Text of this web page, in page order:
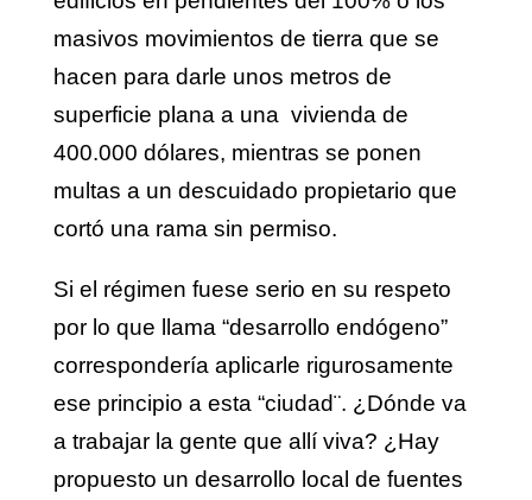
masivos movimientos de tierra que se
hacen para darle unos metros de
superficie plana a una vivienda de
400.000 dólares, mientras se ponen
multas a un descuidado propietario que
cortó una rama sin permiso.
Si el régimen fuese serio en su respeto
por lo que llama “desarrollo endógeno”
correspondería aplicarle rigurosamente
ese principio a esta “ciudad¨. ¿Dónde va
a trabajar la gente que allí viva? ¿Hay
propuesto un desarrollo local de fuentes